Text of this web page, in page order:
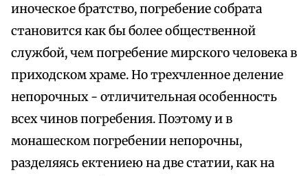
иноческое братство, погребение собрата
становится как бы более общественной
службой, чем погребение мирского человека в
приходском храме. Но трехчленное деление
непорочных - отличительная особенность
всех чинов погребения. Поэтому и в
монашеском погребении непорочны,
разделяясь ектениею на две статии, как на